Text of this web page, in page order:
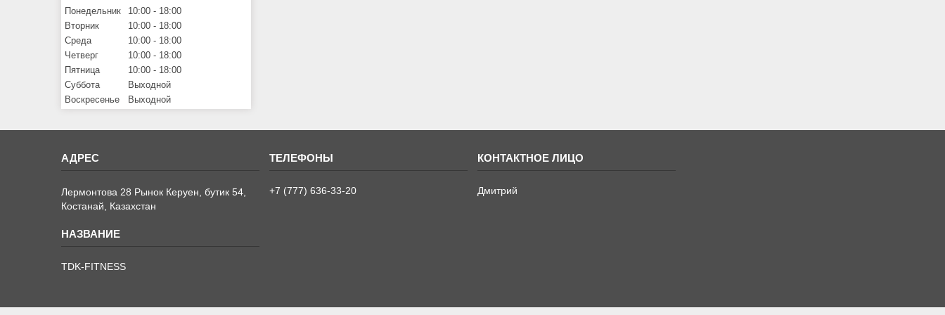
Понедельник 10:00
18:00
Вторник
10:00
18:00
Среда
10:00
18:00
Четверг
10:00
18:00
Пятница
10:00
18:00
Суббота
Выходной
Воскресенье
Выходной
Лермонтова 28 Рынок Керуен, бутик 54,
Костанай, Казахстан
TDK-FITNESS
+7 (777) 636-33-20 Дмитрий